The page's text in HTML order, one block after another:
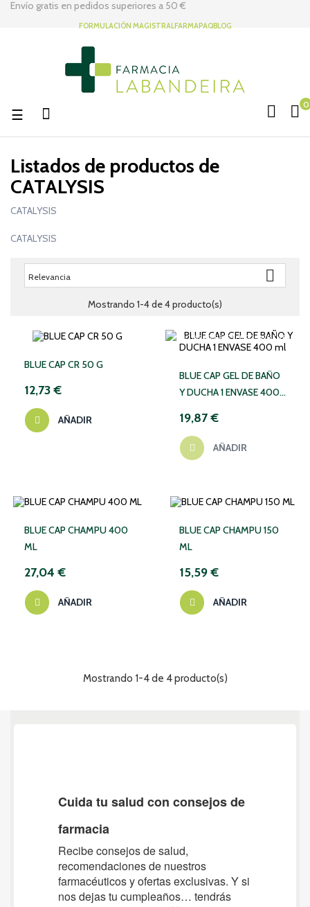
Envío gratis en pedidos superiores a 50 €
FORMULACIÓN MAGISTRALFARMAPAQBLOG
0
Navegación
palanca
☰
Listados de productos de
CATALYSIS
CATALYSIS
CATALYSIS
Relevancia 
Mostrando 1-4 de 4 producto(s)
BLUE CAP CR 50 G
12,73 €
AÑADIR
NO DISPONIBLE TEMPORALMENTE
BLUE CAP GEL DE BAÑO
Y DUCHA 1 ENVASE 400
19,87 €
AÑADIR
BLUE CAP CHAMPU 400
ML
27,04 €
AÑADIR
BLUE CAP CHAMPU 150
ML
15,59 €
AÑADIR
Mostrando 1-4 de 4 producto(s)